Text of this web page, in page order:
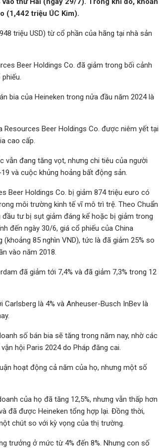
(1,442 triệu ÚC Kim).
triệu USD) từ cổ phần của hãng tại nhà sản
Beer Holdings Co. đã giảm trong bối cảnh
bia của Heineken trong nửa đầu năm 2024 là
Resources Beer Holdings Co. được niêm yết tại
cao cấp.
vẫn đang tăng vọt, nhưng chi tiêu của người
và cuộc khủng hoảng bất động sản.
Beer Holdings Co. bị giảm 874 triệu euro có
môi trường kinh tế vĩ mô trì trệ. Theo Chuẩn
tư bị sụt giảm đáng kể hoặc bị giảm trong
đến ngày 30/6, giá cổ phiếu của China
85 nghìn VND), tức là đã giảm 25% so
vào năm 2018.
đã giảm tới 7,4% và đã giảm 7,3% trong 12
là 4% và Anheuser-Busch InBev là
số bán bia sẽ tăng trong năm nay, nhờ các
hội Paris 2024 do Pháp đăng cai.
hoạt động cả năm của họ, nhưng một số
của họ đã tăng 12,5%, nhưng vẫn thấp hơn
đã được Heineken tổng hợp lại. Đồng thời,
chút so với kỳ vọng của thị trường.
trưởng ở mức từ 4% đến 8%. Nhưng con số